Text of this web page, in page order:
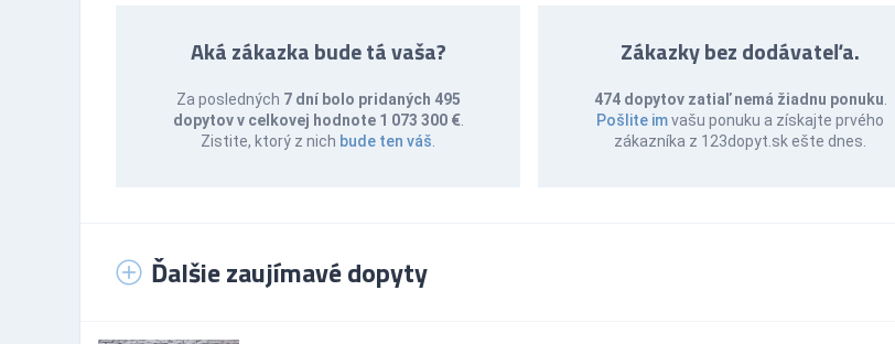
Aká zákazka bude tá vaša?
Za posledných 7 dní bolo pridaných 495
dopytov v celkovej hodnote 1 073 300 €.
Zistite, ktorý z nich bude ten váš
Zákazky bez dodávateľa.
474 dopytov zatiaľ nemá žiadnu ponuku
Pošlite imvašu ponuku a získajte prvého
zákazníka z 123dopyt.sk ešte dnes.
Ďalšie zaujímavé dopyty